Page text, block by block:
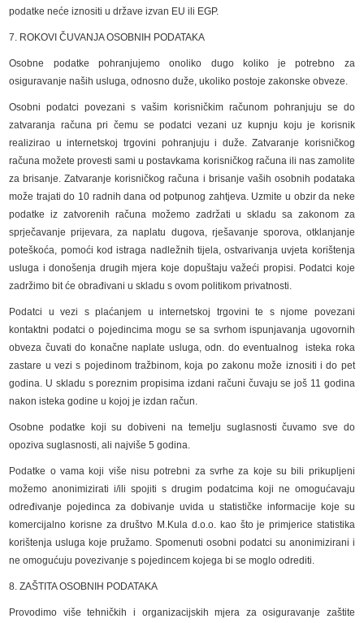
podatke neće iznositi u države izvan EU ili EGP.
7. ROKOVI ČUVANJA OSOBNIH PODATAKA
Osobne podatke pohranjujemo onoliko dugo koliko je potrebno za
osiguravanje naših usluga, odnosno duže, ukoliko postoje zakonske obveze.
Osobni podatci povezani s vašim korisničkim računom pohranjuju se do
zatvaranja računa pri čemu se podatci vezani uz kupnju koju je korisnik
realizirao u internetskoj trgovini pohranjuju i duže. Zatvaranje korisničkog
računa možete provesti sami u postavkama korisničkog računa ili nas zamolite
za brisanje. Zatvaranje korisničkog računa i brisanje vaših osobnih podataka
može trajati do 10 radnih dana od potpunog zahtjeva. Uzmite u obzir da neke
podatke iz zatvorenih računa možemo zadržati u skladu sa zakonom za
sprječavanje prijevara, za naplatu dugova, rješavanje sporova, otklanjanje
poteškoća, pomoći kod istraga nadležnih tijela, ostvarivanja uvjeta korištenja
usluga i donošenja drugih mjera koje dopuštaju važeći propisi. Podatci koje
zadržimo bit će obrađivani u skladu s ovom politikom privatnosti.
Podatci u vezi s plaćanjem u internetskoj trgovini te s njome povezani
kontaktni podatci o pojedincima mogu se sa svrhom ispunjavanja ugovornih
obveza čuvati do konačne naplate usluga, odn. do eventualnog isteka roka
zastare u vezi s pojedinom tražbinom, koja po zakonu može iznositi i do pet
godina. U skladu s poreznim propisima izdani računi čuvaju se još 11 godina
nakon isteka godine u kojoj je izdan račun.
Osobne podatke koji su dobiveni na temelju suglasnosti čuvamo sve do
opoziva suglasnosti, ali najviše 5 godina.
Podatke o vama koji više nisu potrebni za svrhe za koje su bili prikupljeni
možemo anonimizirati i/ili spojiti s drugim podatcima koji ne omogućavaju
određivanje pojedinca za dobivanje uvida u statističke informacije koje su
komercijalno korisne za društvo M.Kula d.o.o. kao što je primjerice statistika
korištenja usluga koje pružamo. Spomenuti osobni podatci su anonimizirani i
ne omogućuju povezivanje s pojedincem kojega bi se moglo odrediti.
8. ZAŠTITA OSOBNIH PODATAKA
Provodimo više tehničkih i organizacijskih mjera za osiguravanje zaštite